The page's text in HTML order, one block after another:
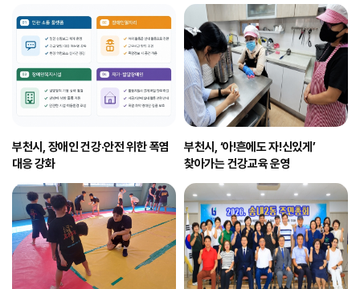
부천시, 장애인 건강·안전 위한 폭염
대응 강화
부천시, ‘아!흔에도 자!신있게’
찾아가는 건강교육 운영